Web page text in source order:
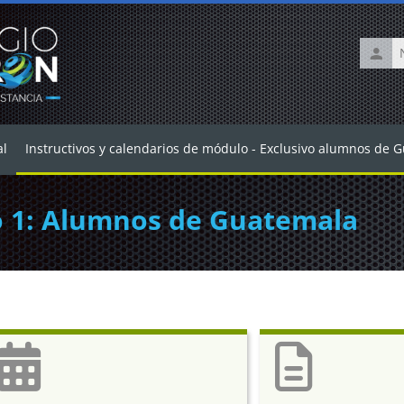
de
Instructivos y calendarios de módulo - Exclusivo alumnos de
Alumnos de Guatemala